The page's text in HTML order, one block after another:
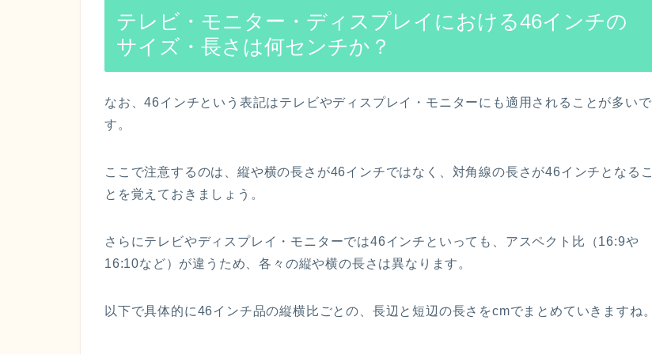
テレビ・モニター・ディスプレイにおける46インチの
サイズ・長さは何センチか？
なお、46インチという表記はテレビやディスプレイ・モニターにも適用されることが多いで
す。
ここで注意するのは、縦や横の長さが46インチではなく、対角線の長さが46インチとなるこ
とを覚えておきましょう。
さらにテレビやディスプレイ・モニターでは46インチといっても、アスペクト比（16:9や
16:10など）が違うため、各々の縦や横の長さは異なります。
以下で具体的に46インチ品の縦横比ごとの、長辺と短辺の長さをcmでまとめていきますね。